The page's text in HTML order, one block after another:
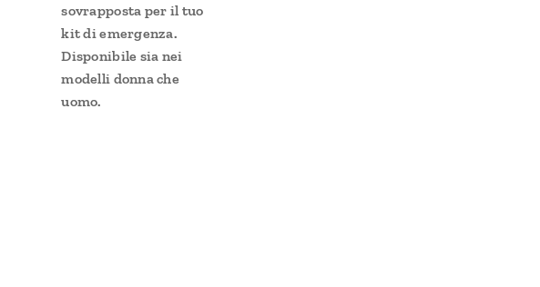
sovrapposta per il tuo
kit di emergenza.
Disponibile sia nei
modelli donna che
uomo.